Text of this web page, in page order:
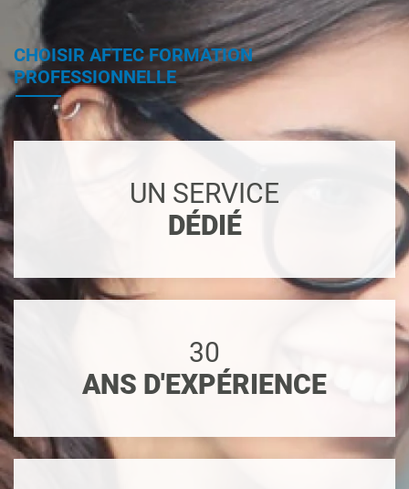
CHOISIR AFTEC FORMATION
PROFESSIONNELLE
UN SERVICE
DÉDIÉ
30
ANS D'EXPÉRIENCE